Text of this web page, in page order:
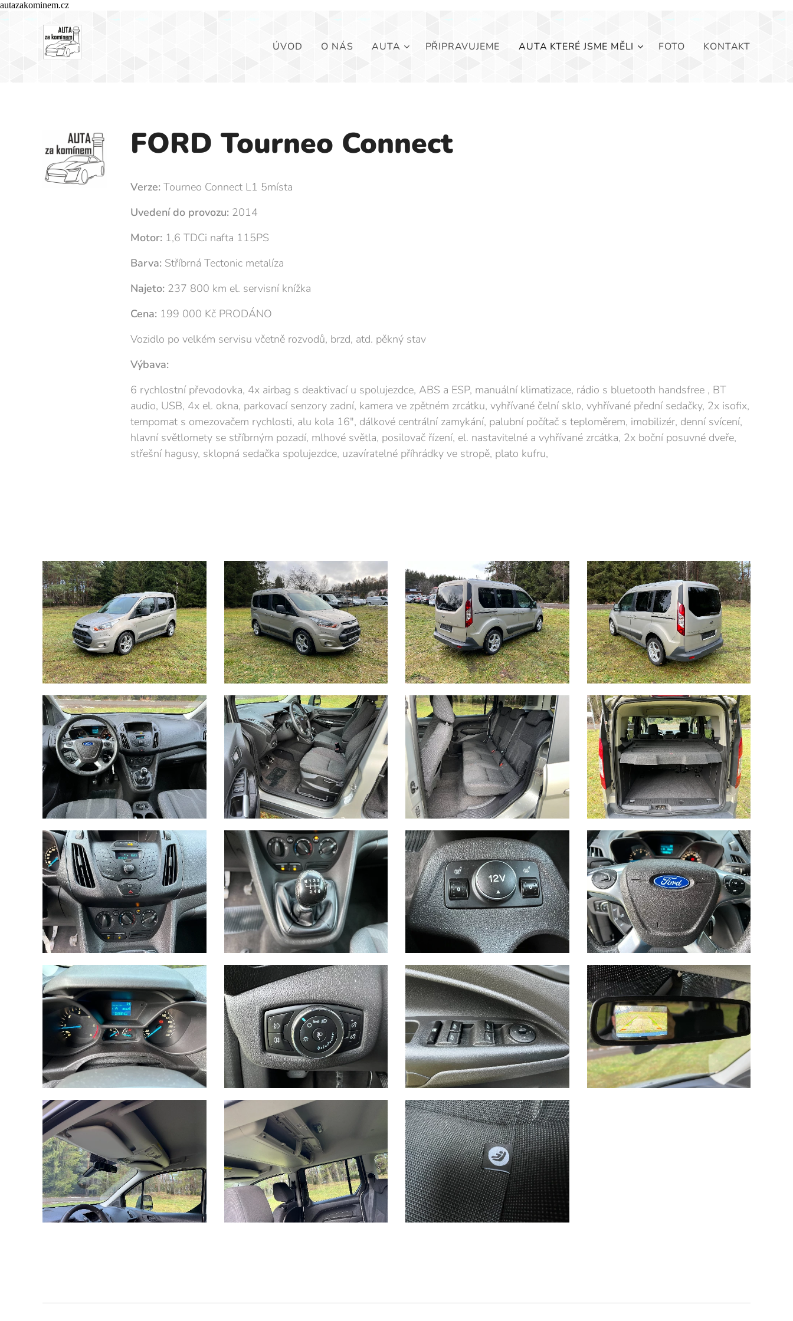
autazakominem.cz
ÚVOD O NÁS AUTA PŘIPRAVUJEME AUTA KTERÉ JSME MĚLI FOTO KONTAKT
FORD Tourneo Connect
Verze:Tourneo Connect L1 5místa
Uvedení do provozu: 2014
Motor:1,6 TDCi nafta 115PS
Barva:Stříbrná Tectonic metalíza
Najeto:237 800 km el. servisní knížka
Cena:199 000 Kč PRODÁNO
Vozidlo po velkém servisu včetně rozvodů, brzd, atd. pěkný stav
Výbava:
6 rychlostní převodovka, 4x airbag s deaktivací u spolujezdce, ABS a ESP, manuální klimatizace, rádio s bluetooth handsfree , BT
audio, USB, 4x el. okna, parkovací senzory zadní, kamera ve zpětném zrcátku, vyhřívané čelní sklo, vyhřívané přední sedačky, 2x isofix,
tempomat s omezovačem rychlosti, alu kola 16", dálkové centrální zamykání, palubní počítač s teploměrem, imobilizér, denní svícení,
hlavní světlomety se stříbrným pozadí, mlhové světla, posilovač řízení, el. nastavitelné a vyhřívané zrcátka, 2x boční posuvné dveře,
střešní hagusy, sklopná sedačka spolujezdce, uzavíratelné příhrádky ve stropě, plato kufru,